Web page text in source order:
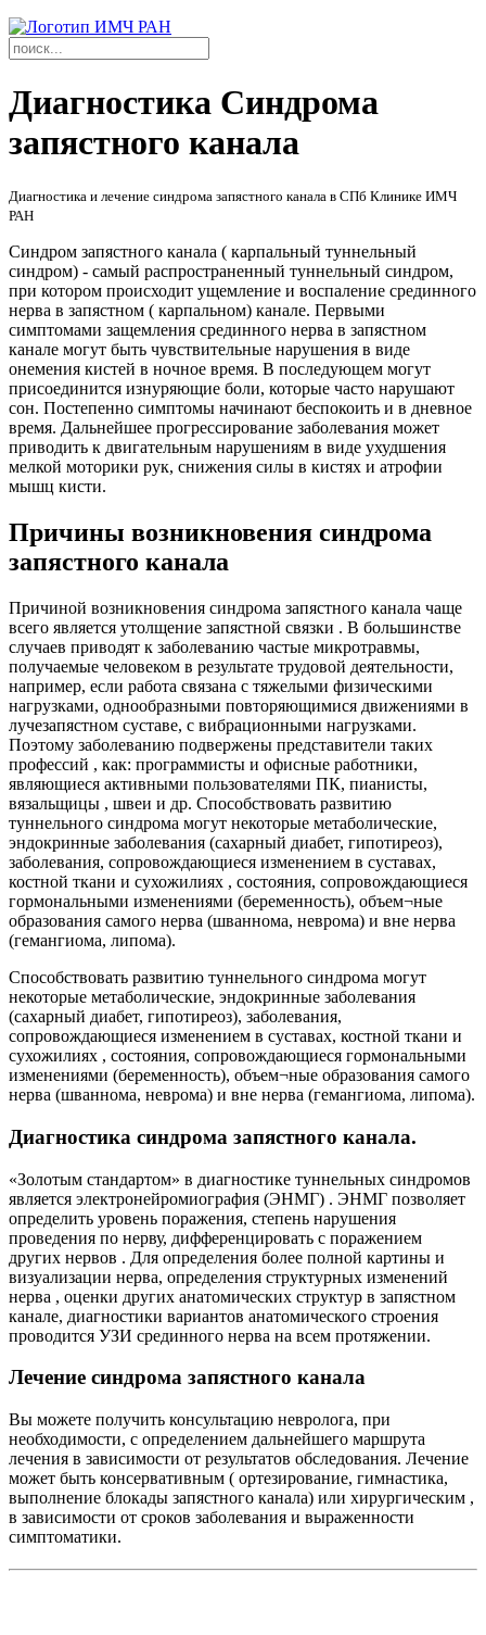
Диагностика Синдрома
запястного канала
Диагностика и лечение синдрома запястного канала в СПб Клинике ИМЧ
РАН
Синдром запястного канала ( карпальный туннельный
синдром) - самый распространенный туннельный синдром,
при котором происходит ущемление и воспаление срединного
нерва в запястном ( карпальном) канале. Первыми
симптомами защемления срединного нерва в запястном
канале могут быть чувствительные нарушения в виде
онемения кистей в ночное время. В последующем могут
присоединится изнуряющие боли, которые часто нарушают
сон. Постепенно симптомы начинают беспокоить и в дневное
время. Дальнейшее прогрессирование заболевания может
приводить к двигательным нарушениям в виде ухудшения
мелкой моторики рук, снижения силы в кистях и атрофии
мышц кисти.
Причины возникновения синдрома
запястного канала
Причиной возникновения синдрома запястного канала чаще
всего является утолщение запястной связки . В большинстве
случаев приводят к заболеванию частые микротравмы,
получаемые человеком в результате трудовой деятельности,
например, если работа связана с тяжелыми физическими
нагрузками, однообразными повторяющимися движениями в
лучезапястном суставе, с вибрационными нагрузками.
Поэтому заболеванию подвержены представители таких
профессий , как: программисты и офисные работники,
являющиеся активными пользователями ПК, пианисты,
вязальщицы , швеи и др. Способствовать развитию
туннельного синдрома могут некоторые метаболические,
эндокринные заболевания (сахарный диабет, гипотиреоз),
заболевания, сопровождающиеся изменением в суставах,
костной ткани и сухожилиях , состояния, сопровождающиеся
гормональными изменениями (беременность), объем¬ные
образования самого нерва (шваннома, неврома) и вне нерва
(гемангиома, липома).
Способствовать развитию туннельного синдрома могут
некоторые метаболические, эндокринные заболевания
(сахарный диабет, гипотиреоз), заболевания,
сопровождающиеся изменением в суставах, костной ткани и
сухожилиях , состояния, сопровождающиеся гормональными
изменениями (беременность), объем¬ные образования самого
нерва (шваннома, неврома) и вне нерва (гемангиома, липома).
Диагностика синдрома запястного канала.
«Золотым стандартом» в диагностике туннельных синдромов
является электронейромиография (ЭНМГ) . ЭНМГ позволяет
определить уровень поражения, степень нарушения
проведения по нерву, дифференцировать с поражением
других нервов . Для определения более полной картины и
визуализации нерва, определения структурных изменений
нерва , оценки других анатомических структур в запястном
канале, диагностики вариантов анатомического строения
проводится УЗИ срединного нерва на всем протяжении.
Лечение синдрома запястного канала
Вы можете получить консультацию невролога, при
необходимости, с определением дальнейшего маршрута
лечения в зависимости от результатов обследования. Лечение
может быть консервативным ( ортезирование, гимнастика,
выполнение блокады запястного канала) или хирургическим ,
в зависимости от сроков заболевания и выраженности
симптоматики.